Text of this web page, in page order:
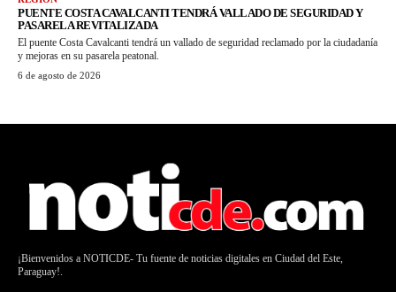
PUENTE COSTA CAVALCANTI TENDRÁ VALLADO DE SEGURIDAD Y
PASARELA REVITALIZADA
El puente Costa Cavalcanti tendrá un vallado de seguridad reclamado por la ciudadanía
y mejoras en su pasarela peatonal.
6 de agosto de 2026
¡Bienvenidos a NOTICDE- Tu fuente de noticias digitales en Ciudad del Este,
Paraguay!.